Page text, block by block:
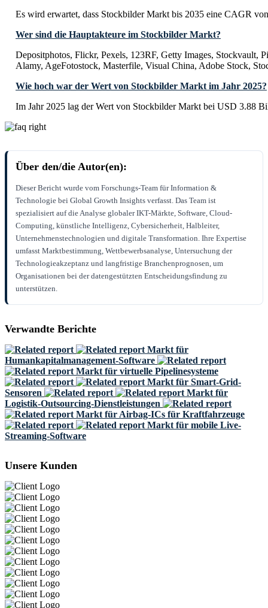
Es wird erwartet, dass Stockbilder Markt bis 2035 eine CAGR
Wer sind die Hauptakteure im Stockbilder Markt?
Depositphotos, Flickr, Pexels, 123RF, Getty Images, Stockvault,
Alamy, AgeFotostock, Masterfile, Visual China, Adobe Stock,
Wie hoch war der Wert von Stockbilder Markt im Jahr 2025?
Im Jahr 2025 lag der Wert von Stockbilder Markt bei USD 3.88
Über den/die Autor(en):
Dieser Bericht wurde vom Forschungs-Team für Information &
Technologie bei Global Growth Insights verfasst. Das Team ist
spezialisiert auf die Analyse globaler IKT-Märkte, Software, Cloud-
Computing, künstliche Intelligenz, Cybersicherheit, Halbleiter,
Unternehmenstechnologien und digitale Transformation. Ihre Expertise
umfasst Marktbestimmung, Wettbewerbsanalyse, Untersuchung der
Technologieakzeptanz und langfristige Branchenprognosen, um
Organisationen bei der datengestützten Entscheidungsfindung zu
unterstützen.
Verwandte Berichte
Markt für
Humankapitalmanagement-Software
Markt für virtuelle Pipelinesysteme
Markt für Smart-Grid-
Sensoren
Markt für
Logistik-Outsourcing-Dienstleistungen
Markt für Airbag-ICs für Kraftfahrzeuge
Markt für mobile Live-
Streaming-Software
Unsere Kunden